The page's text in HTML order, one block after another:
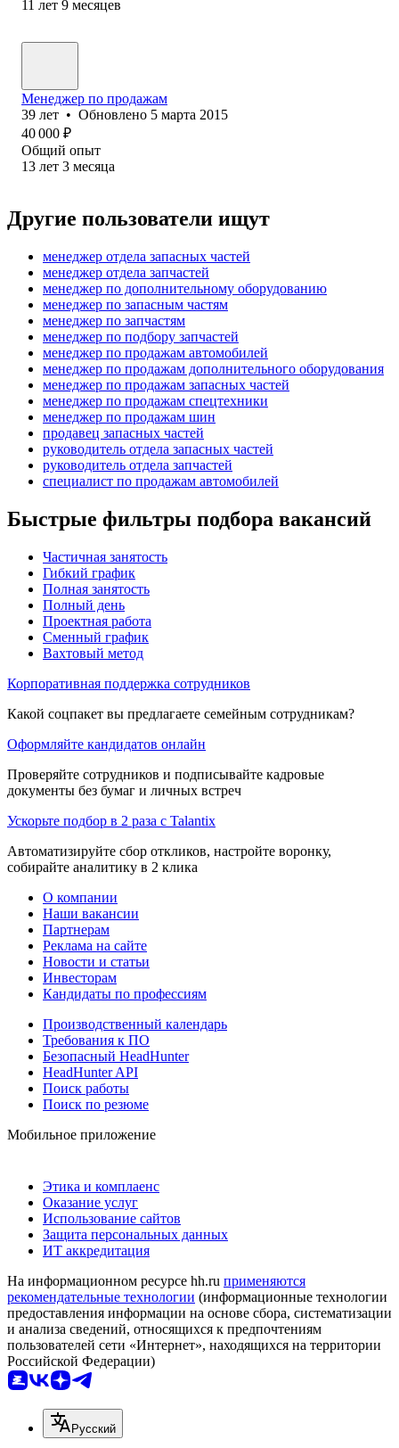
11 лет 9 месяцев
Менеджер по продажам
39 лет • Обновлено 5 марта 2015
40 000 ₽
Общий опыт
13 лет 3 месяца
Другие пользователи ищут
менеджер отдела запасных частей
менеджер отдела запчастей
менеджер по дополнительному оборудованию
менеджер по запасным частям
менеджер по запчастям
менеджер по подбору запчастей
менеджер по продажам автомобилей
менеджер по продажам дополнительного оборудования
менеджер по продажам запасных частей
менеджер по продажам спецтехники
менеджер по продажам шин
продавец запасных частей
руководитель отдела запасных частей
руководитель отдела запчастей
специалист по продажам автомобилей
Быстрые фильтры подбора вакансий
Частичная занятость
Гибкий график
Полная занятость
Полный день
Проектная работа
Сменный график
Вахтовый метод
Корпоративная поддержка сотрудников
Какой соцпакет вы предлагаете семейным сотрудникам?
Оформляйте кандидатов онлайн
Проверяйте сотрудников и подписывайте кадровые
документы без бумаг и личных встреч
Ускорьте подбор в 2 раза с Talantix
Автоматизируйте сбор откликов, настройте воронку,
собирайте аналитику в 2 клика
О компании
Наши вакансии
Партнерам
Реклама на сайте
Новости и статьи
Инвесторам
Кандидаты по профессиям
Производственный календарь
Требования к ПО
Безопасный HeadHunter
HeadHunter API
Поиск работы
Поиск по резюме
Мобильное приложение
Этика и комплаенс
Оказание услуг
Использование сайтов
Защита персональных данных
ИТ аккредитация
На информационном ресурсе hh.ru применяются
рекомендательные технологии (информационные технологии
предоставления информации на основе сбора, систематизации
и анализа сведений, относящихся к предпочтениям
пользователей сети «Интернет», находящихся на территории
Российской Федерации)
Русский